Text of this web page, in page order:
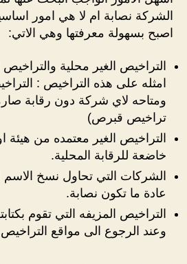
الشركة نصابة ام لا هي امور
اصبح بسهولة معرفتها وهي الاتي:
التراخيص الغير محلية
امثله على هذه التراخيص :
ومتاحه لاي شركة دون رقابة
تراخيص قبرص)
التراخيص الغير معتمده من هيئة
خاضعة للرقابة المحلية.
الشركات التي تحاول نسخ
عادة ما تكون نصابة.
التراخيص المزيفه التي تقوم
وعند الرجوع الى مواقع